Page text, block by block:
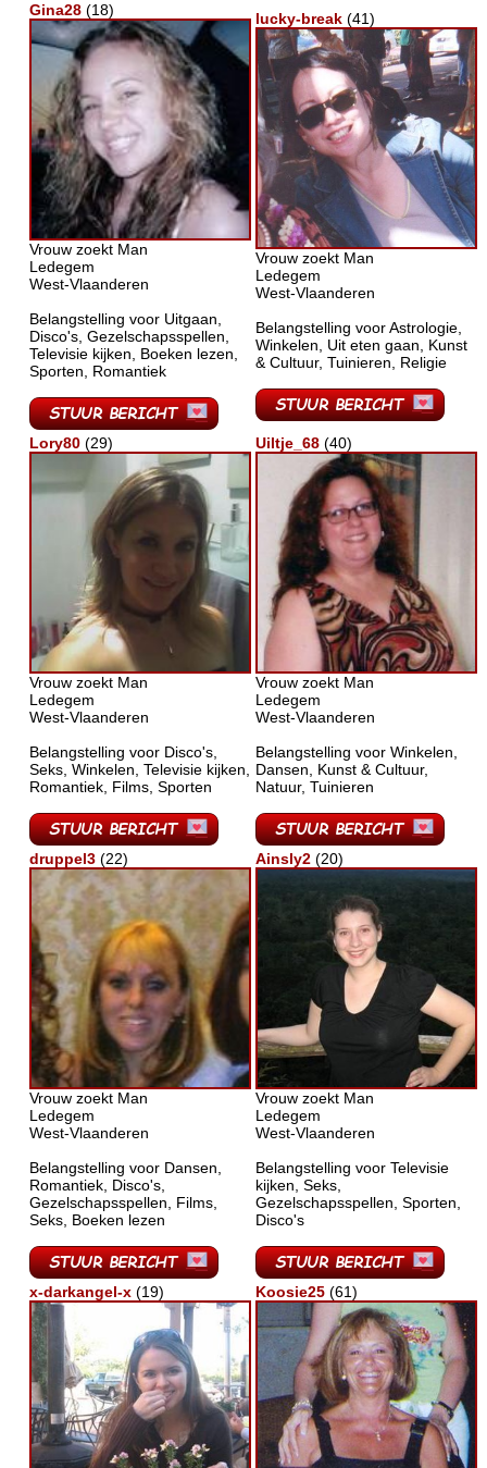
Gina28 (18)
Vrouw zoekt Man
Ledegem
West-Vlaanderen
Belangstelling voor Uitgaan,
Disco's, Gezelschapsspellen,
Televisie kijken, Boeken lezen,
Sporten, Romantiek
lucky-break (41)
Vrouw zoekt Man
Ledegem
West-Vlaanderen
Belangstelling voor Astrologie,
Winkelen, Uit eten gaan, Kunst
& Cultuur, Tuinieren, Religie
Lory80 (29)
Vrouw zoekt Man
Ledegem
West-Vlaanderen
Belangstelling voor Disco's,
Seks, Winkelen, Televisie kijken,
Romantiek, Films, Sporten
Uiltje_68 (40)
Vrouw zoekt Man
Ledegem
West-Vlaanderen
Belangstelling voor Winkelen,
Dansen, Kunst & Cultuur,
Natuur, Tuinieren
druppel3 (22)
Vrouw zoekt Man
Ledegem
West-Vlaanderen
Belangstelling voor Dansen,
Romantiek, Disco's,
Gezelschapsspellen, Films,
Seks, Boeken lezen
Ainsly2 (20)
Vrouw zoekt Man
Ledegem
West-Vlaanderen
Belangstelling voor Televisie
kijken, Seks,
Gezelschapsspellen, Sporten,
Disco's
x-darkangel-x (19) Koosie25 (61)